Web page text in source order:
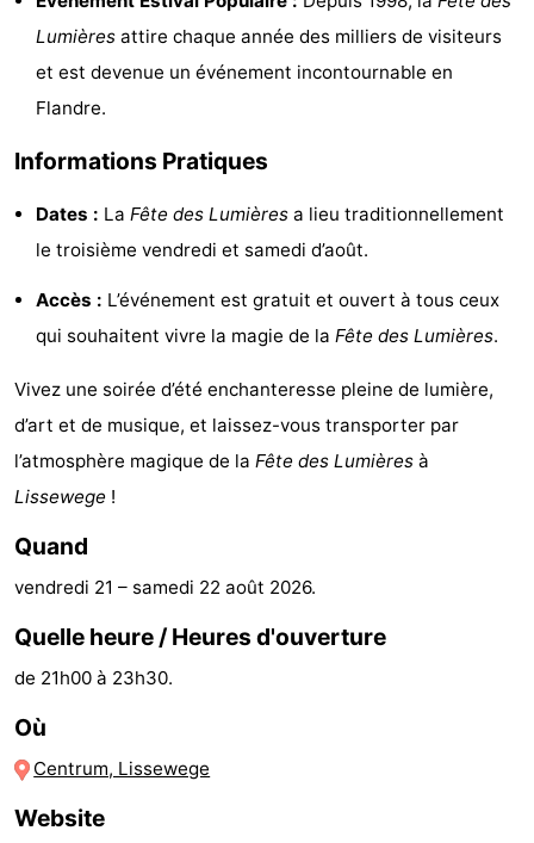
golf
Événements
Route
-
Stationnement
Tram
du
littoral
Croisière
terminal
Adresses
Médicales
Région
Zeeuws-
Nieuwvliet
-
Sluis
-
Cadzand
-
Nature
Flandre-
Lumières attire chaque année des milliers de visiteurs
et est devenue un événement incontournable en
Flandre.
Informations Pratiques
Dates : La Fête des Lumières a lieu traditionnellement
le troisième vendredi et samedi d’août.
Accès : L’événement est gratuit et ouvert à tous ceux
qui souhaitent vivre la magie de la Fête des Lumières.
Vivez une soirée d’été enchanteresse pleine de lumière,
d’art et de musique, et laissez-vous transporter par
l’atmosphère magique de la Fête des Lumières à
Lissewege !
Quand
vendredi 21 – samedi 22 août 2026.
Quelle heure / Heures d'ouverture
de 21h00 à 23h30.
Où
Centrum, Lissewege
Website